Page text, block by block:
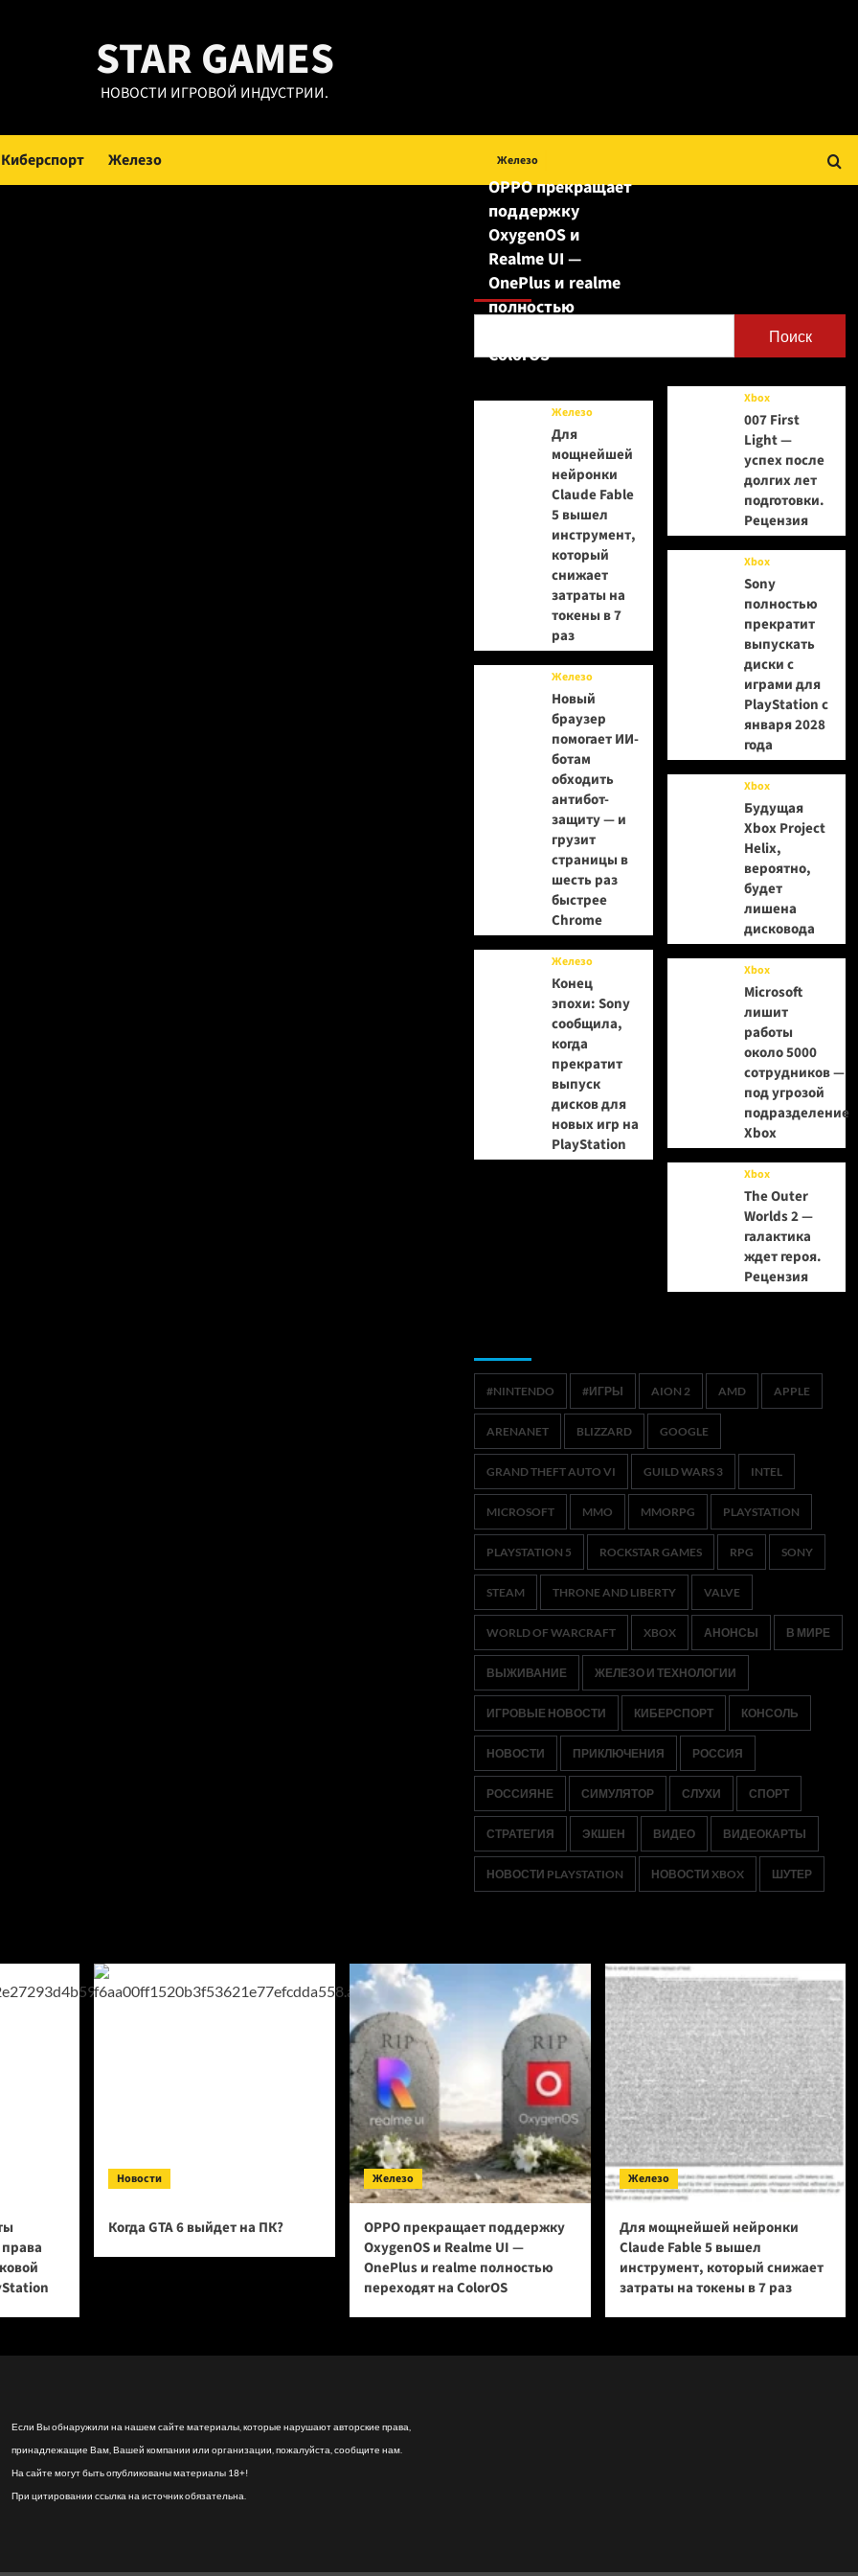
STAR GAMES
НОВОСТИ ИГРОВОЙ ИНДУСТРИИ.
Киберспорт Железо
Поиск
Поиск
Железо
OPPO прекращает
поддержку
OxygenOS и
Realme UI —
OnePlus и realme
полностью
ColorOS
Железо
Для
мощнейшей
нейронки
Claude Fable
5 вышел
инструмент,
который
снижает
затраты на
токены в 7
раз
Железо
Новый
браузер
помогает ИИ-
ботам
обходить
антибот-
защиту — и
грузит
страницы в
шесть раз
быстрее
Chrome
Железо
Конец
эпохи: Sony
сообщила,
когда
прекратит
выпуск
дисков для
новых игр на
PlayStation
Xbox
007 First
Light —
успех после
долгих лет
подготовки.
Рецензия
Xbox
Sony
полностью
прекратит
выпускать
диски с
играми для
PlayStation с
января 2028
года
Xbox
Будущая
Xbox Project
Helix,
вероятно,
будет
лишена
дисковода
Xbox
Microsoft
лишит
работы
около 5000
сотрудников —
под угрозой
подразделение
Xbox
Xbox
The Outer
Worlds 2 —
галактика
ждет героя.
Рецензия
#NINTENDO #ИГРЫ AION 2 AMD APPLE
ARENANET BLIZZARD GOOGLE
GRAND THEFT AUTO VI GUILD WARS 3 INTEL
MICROSOFT MMO MMORPG PLAYSTATION
PLAYSTATION 5 ROCKSTAR GAMES RPG SONY
STEAM THRONE AND LIBERTY VALVE
WORLD OF WARCRAFT XBOX АНОНСЫ В МИРЕ
ВЫЖИВАНИЕ ЖЕЛЕЗО И ТЕХНОЛОГИИ
ИГРОВЫЕ НОВОСТИ КИБЕРСПОРТ КОНСОЛЬ
НОВОСТИ ПРИКЛЮЧЕНИЯ РОССИЯ
РОССИЯНЕ СИМУЛЯТОР СЛУХИ СПОРТ
СТРАТЕГИЯ ЭКШЕН ВИДЕО ВИДЕОКАРТЫ
НОВОСТИ PLAYSTATION НОВОСТИ XBOX ШУТЕР
Новости
Когда GTA 6 выйдет на ПК?
Железо
OPPO прекращает поддержку
OxygenOS и Realme UI —
OnePlus и realme полностью
переходят на ColorOS
Железо
Для мощнейшей нейронки
Claude Fable 5 вышел
инструмент, который снижает
затраты на токены в 7 раз
Если Вы обнаружили на нашем сайте материалы, которые нарушают авторские права,
принадлежащие Вам, Вашей компании или организации, пожалуйста, сообщите нам.
На сайте могут быть опубликованы материалы 18+!
При цитировании ссылка на источник обязательна.